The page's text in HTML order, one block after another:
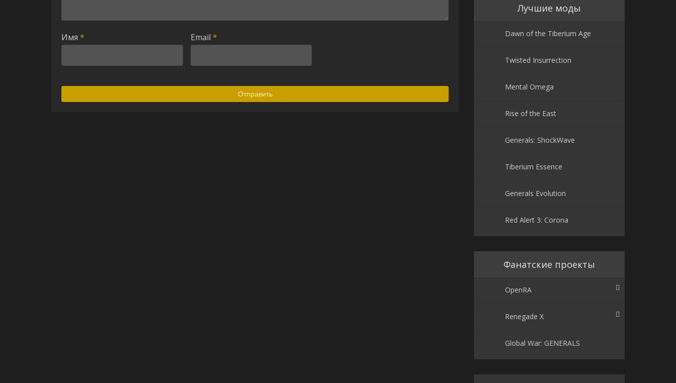
Имя * Email *
Лучшие моды
Dawn of the Tiberium Age
Twisted Insurrection
Mental Omega
Rise of the East
Generals: ShockWave
Tiberium Essence
Generals Evolution
Red Alert 3: Corona
Фанатские проекты
OpenRA
Renegade X
Global War: GENERALS